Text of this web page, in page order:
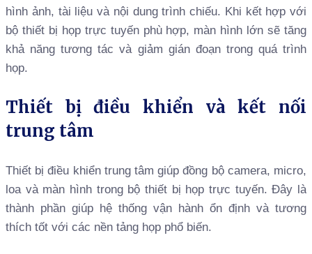
hình ảnh, tài liệu và nội dung trình chiếu. Khi kết hợp với
bộ thiết bị họp trực tuyến phù hợp, màn hình lớn sẽ tăng
khả năng tương tác và giảm gián đoạn trong quá trình
họp.
Thiết bị điều khiển và kết nối
trung tâm
Thiết bị điều khiển trung tâm giúp đồng bộ camera, micro,
loa và màn hình trong bộ thiết bị họp trực tuyến. Đây là
thành phần giúp hệ thống vận hành ổn định và tương
thích tốt với các nền tảng họp phổ biến.